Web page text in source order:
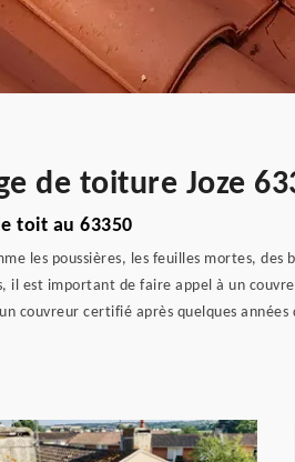
de toiture Joze
toit au 63350
les poussières, les feuilles mortes,
est important de faire appel à un
couvreur certifié après quelques